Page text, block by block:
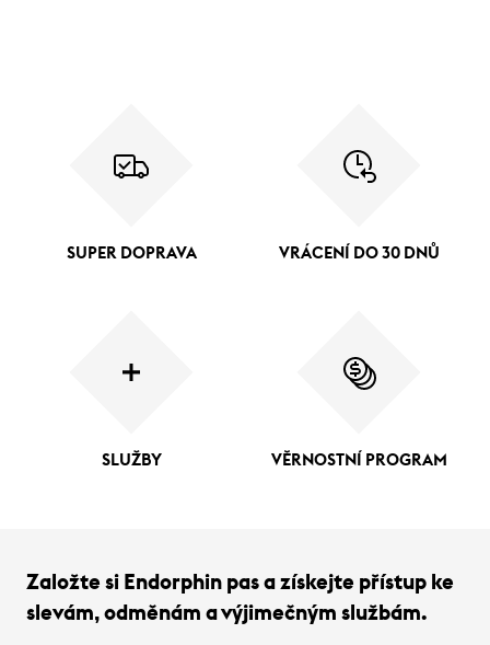
SUPER DOPRAVA VRÁCENÍ DO 30 DNŮ
SLUŽBY VĚRNOSTNÍ PROGRAM
Založte si Endorphin pas a získejte přístup ke
slevám, odměnám a výjimečným službám.